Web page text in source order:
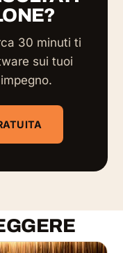
30 minuti ti
sui tuoi